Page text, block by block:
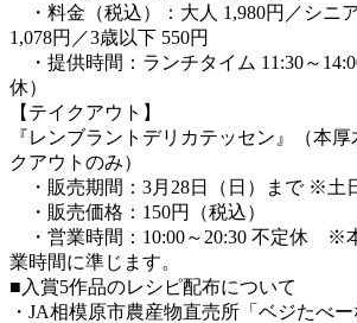
・料金（税込）：大人 1,980円／シニ
1,078円／3歳以下 550円
・提供時間：ランチタイム 11:30～
休）
【テイクアウト】
『レンブラントデリカテッセン』（本
クアウトのみ）
・販売期間：3月28日（日）まで ※土
・販売価格：150円（税込）
・営業時間：10:00～20:30 不定休 ※
業時間に準じます。
■入賞5作品のレシピ配布について
・JA相模原市農産物直売所「ベジたべ